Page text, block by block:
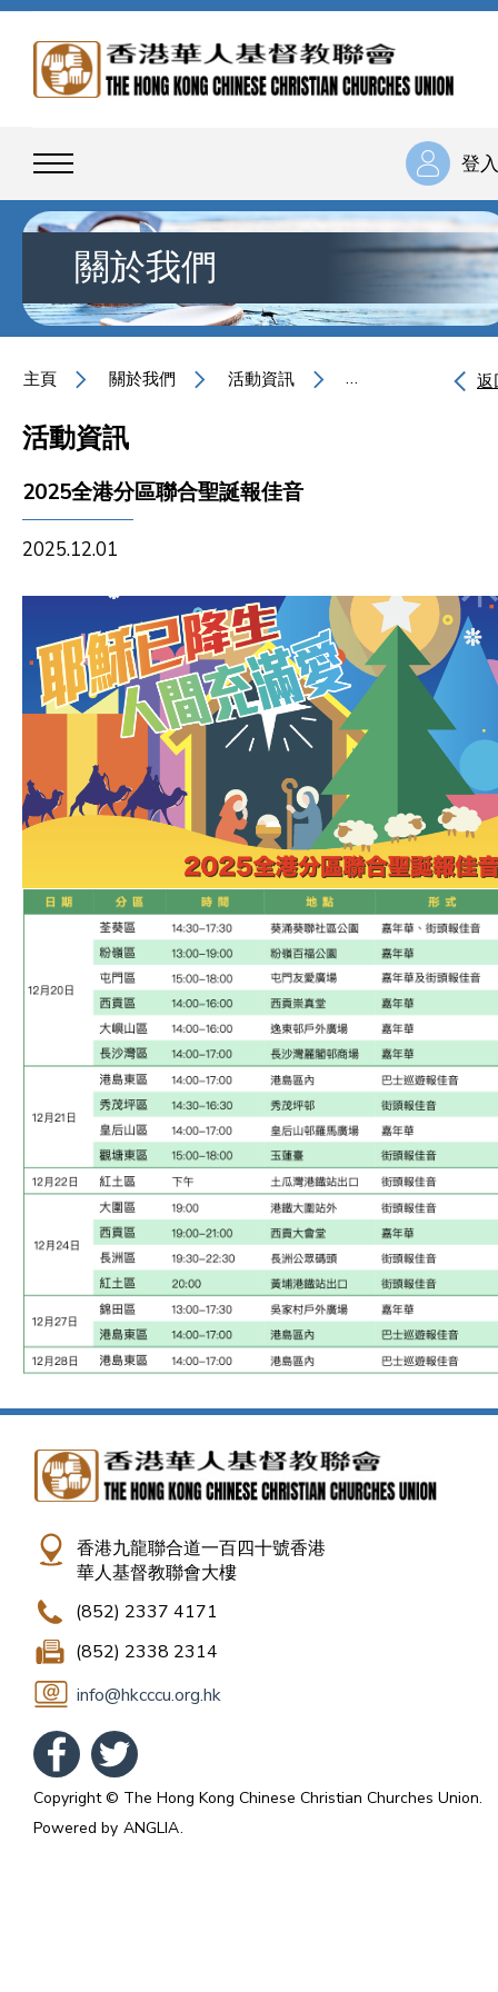
登入
關於我們
主頁 關於我們 活動資訊 2025全港分區聯合返
活動資訊
2025全港分區聯合聖誕報佳音
2025.12.01
香港九龍聯合道一百四十號香港
華人基督教聯會大樓
(852) 2337 4171
(852) 2338 2314
info@hkcccu.org.hk
Copyright © The Hong Kong Chinese Christian Churches Union.
Powered by ANGLIA.